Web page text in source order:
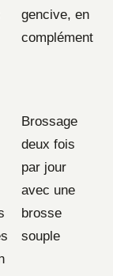
gencive, en
complément
Brossage
deux fois
par jour
avec une
brosse
souple